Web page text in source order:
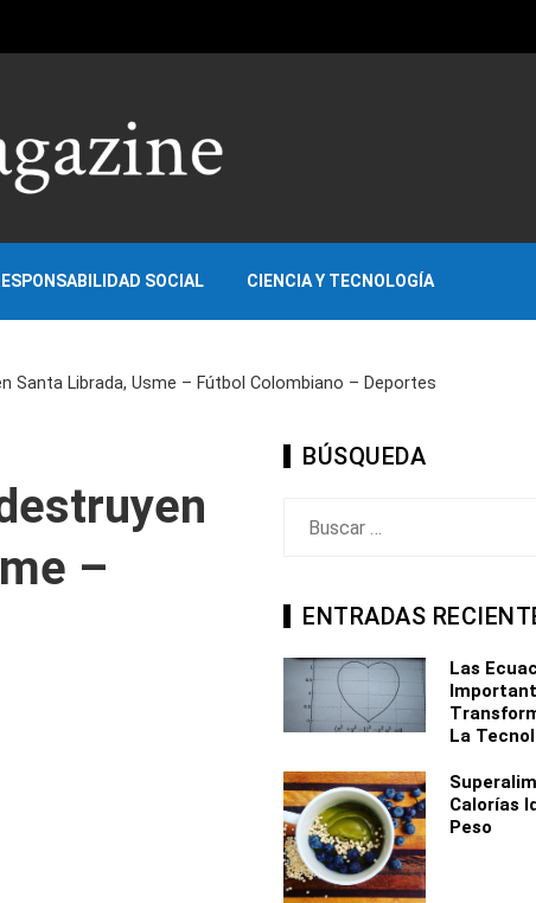
SOCIAL CIENCIA Y TECNOLOGÍA
Santa Librada, Usme – Fútbol Colombiano – Deportes
–
BÚSQUEDA
ENTRADAS
Las
La
Calorías
Peso